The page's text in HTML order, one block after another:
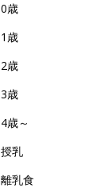
0歳
1歳
2歳
3歳
4歳～
授乳
離乳食